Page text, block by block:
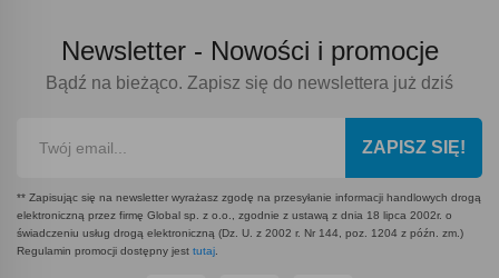
Newsletter - Nowości i promocje
Bądź na bieżąco. Zapisz się do newslettera już dziś
ZAPISZ SIĘ!
** Zapisując się na newsletter wyrażasz zgodę na przesyłanie informacji handlowych drogą
elektroniczną przez firmę Global sp. z o.o., zgodnie z ustawą z dnia 18 lipca 2002r. o
świadczeniu usług drogą elektroniczną (Dz. U. z 2002 r. Nr 144, poz. 1204 z późn. zm.)
Regulamin promocji dostępny jest tutaj.